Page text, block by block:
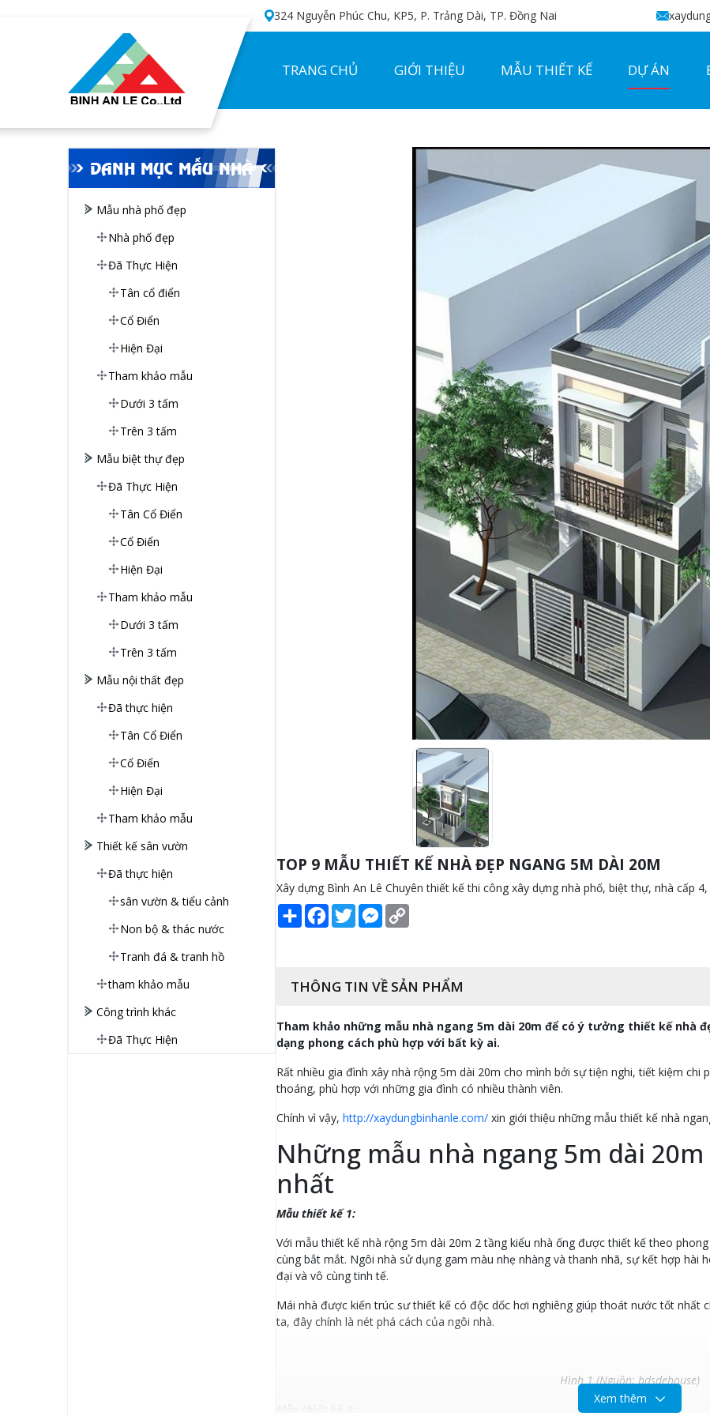
324 Nguyễn Phúc Chu, KP5, P. Trảng Dài, TP. Đồng Nai
TRANG CHỦ GIỚI THIỆU MẪU THIẾT KẾ DỰ ÁN
DANH MỤC MẪU NHÀ
Mẫu nhà phố đẹp
Nhà phố đẹp
Đã Thực Hiện
Tân cổ điển
Cổ Điển
Hiện Đại
Tham khảo mẫu
Dưới 3 tấm
Trên 3 tấm
Mẫu biệt thự đẹp
Đã Thực Hiện
Tân Cổ Điển
Cổ Điển
Hiện Đại
Tham khảo mẫu
Dưới 3 tấm
Trên 3 tấm
Mẫu nội thất đẹp
Đã thực hiện
Tân Cổ Điển
Cổ Điển
Hiện Đại
Tham khảo mẫu
Thiết kế sân vườn
Đã thực hiện
sân vườn & tiểu cảnh
Non bộ & thác nước
Tranh đá & tranh hồ
tham khảo mẫu
Công trình khác
Đã Thực Hiện
TOP 9 MẪU THIẾT KẾ NHÀ ĐẸP NGANG 5M DÀI 20M
Xây dựng Bình An Lê Chuyên thiết kế thi công xây dựng nhà phố, biệt thự, nhà cấp
ShareFacebook
TwitterMessenger
Copy
Link
THÔNG TIN VỀ SẢN PHẨM
Tham khảo những mẫu nhà ngang 5m dài 20m để có ý tưởng thiết kế nhà
dạng phong cách phù hợp với bất kỳ ai.
Rất nhiều gia đình xây nhà rộng 5m dài 20m cho mình bởi sự tiện nghi, tiết kiệm chi
thoáng, phù hợp với những gia đình có nhiều thành viên.
Chính vì vậy, http://xaydungbinhanle.com/xin giới thiệu những mẫu thiết kế nhà
Những mẫu nhà ngang 5m dài
nhất
Mẫu thiết kế 1:
Với mẫu thiết kế nhà rộng 5m dài 20m 2 tầng kiểu nhà ống được thiết kế theo
cùng bắt mắt. Ngôi nhà sử dụng gam màu nhẹ nhàng và thanh nhã, sự kết hợp hài
đại và vô cùng tinh tế.
Mái nhà được kiến trúc sư thiết kế có độc dốc hơi nghiêng giúp thoát nước tốt
ta, đây chính là nét phá cách của ngôi nhà.
Hình 1(Nguồn: bdsdehouse)
Xem thêm